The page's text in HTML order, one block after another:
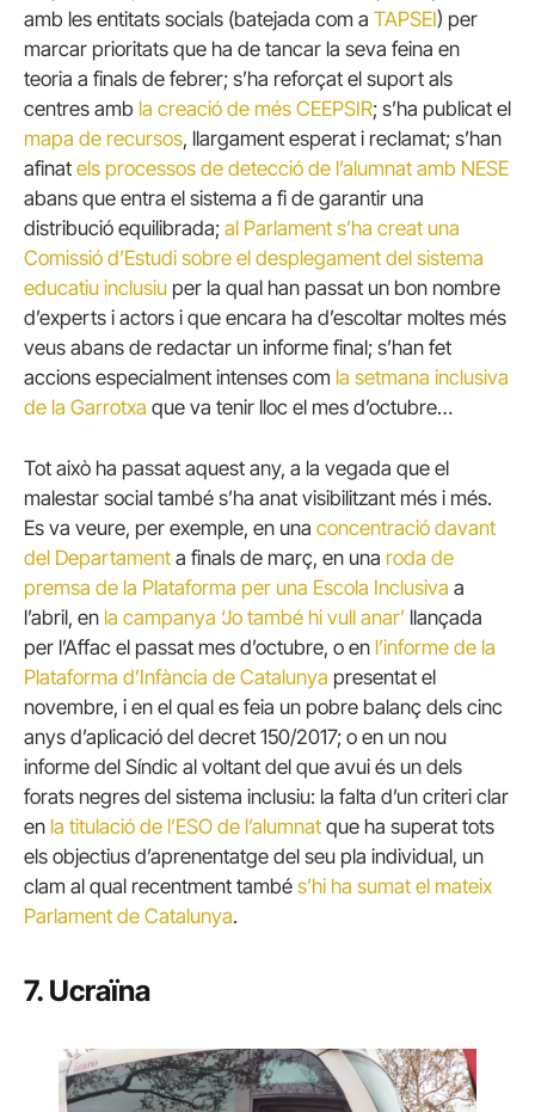
amb les entitats socials (batejada com a TAPSEI) per
marcar prioritats que ha de tancar la seva feina en
teoria a finals de febrer; s’ha reforçat el suport als
centres amb la creació de més CEEPSIR; s’ha publicat el
mapa de recursos, llargament esperat i reclamat; s’han
afinat els processos de detecció de l’alumnat amb NESE
abans que entra el sistema a fi de garantir una
distribució equilibrada; al Parlament s’ha creat una
Comissió d’Estudi sobre el desplegament del sistema
educatiu inclusiu per la qual han passat un bon nombre
d’experts i actors i que encara ha d’escoltar moltes més
veus abans de redactar un informe final; s’han fet
accions especialment intenses com la setmana inclusiva
de la Garrotxa que va tenir lloc el mes d’octubre…
Tot això ha passat aquest any, a la vegada que el
malestar social també s’ha anat visibilitzant més i més.
Es va veure, per exemple, en una concentració davant
del Departament a finals de març, en una roda de
premsa de la Plataforma per una Escola Inclusiva a
l’abril, en la campanya ‘Jo també hi vull anar’ llançada
per l’Affac el passat mes d’octubre, o en l’informe de la
Plataforma d’Infància de Catalunya presentat el
novembre, i en el qual es feia un pobre balanç dels cinc
anys d’aplicació del decret 150/2017; o en un nou
informe del Síndic al voltant del que avui és un dels
forats negres del sistema inclusiu: la falta d’un criteri clar
en la titulació de l’ESO de l’alumnat que ha superat tots
els objectius d’aprenentatge del seu pla individual, un
clam al qual recentment també s’hi ha sumat el mateix
Parlament de Catalunya.
7. Ucraïna